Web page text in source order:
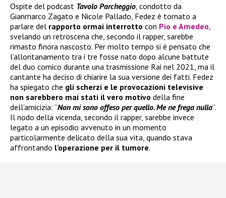
Ospite del podcast Tavolo Parcheggio , condotto da
Gianmarco Zagato e Nicole Pallado, Fedez è tornato a
parlare del rapporto ormai interrotto con Pio e Amedeo
svelando un retroscena che, secondo il rapper, sarebbe
rimasto finora nascosto. Per molto tempo si è pensato che
l’allontanamento tra i tre fosse nato dopo alcune battute
del duo comico durante una trasmissione Rai nel 2021, ma il
cantante ha deciso di chiarire la sua versione dei fatti. Fedez
ha spiegato che gli scherzi e le provocazioni televisive
non sarebbero mai stati il vero motivo della fine
dell’amicizia: “Non mi sono offeso per quello. Me ne frega nulla”.
Il nodo della vicenda, secondo il rapper, sarebbe invece
legato a un episodio avvenuto in un momento
particolarmente delicato della sua vita, quando stava
affrontando l’operazione per il tumore.